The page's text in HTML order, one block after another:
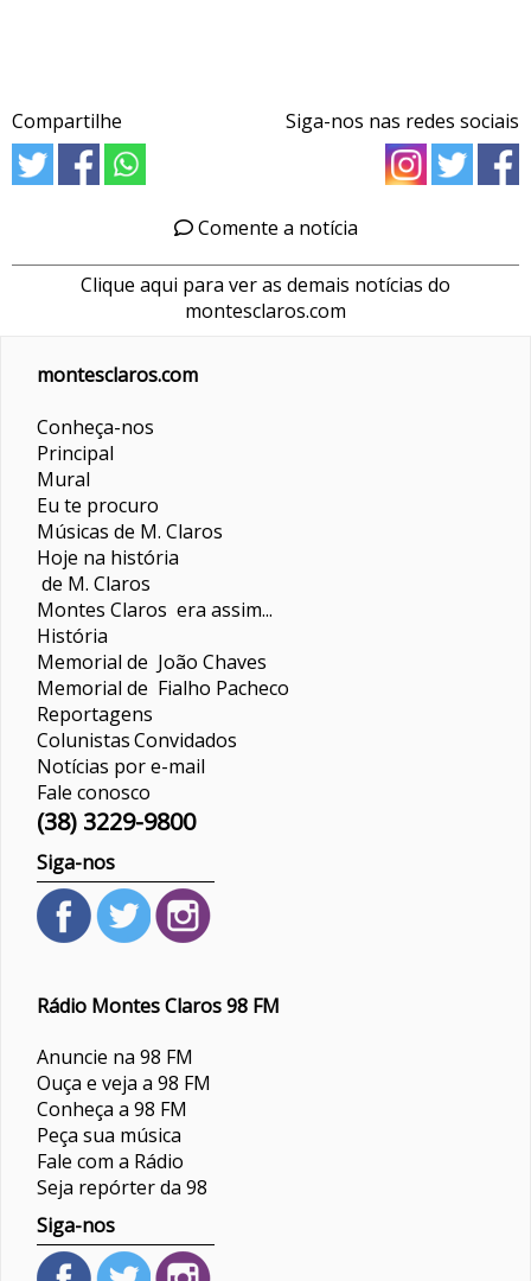
Compartilhe Siga-nos nas redes sociais
Comente a notícia
Clique aqui para ver as demais notícias do
montesclaros.com
montesclaros.com
Conheça-nos
Principal
Mural
Eu te procuro
Músicas de M. Claros
Hoje na história
de M. Claros
Montes Claros era assim...
História
Memorial de João Chaves
Memorial de Fialho Pacheco
Reportagens
ColunistasConvidados
Notícias por e-mail
Fale conosco
(38) 3229-9800
Siga-nos
Rádio Montes Claros 98 FM
Anuncie na 98 FM
Ouça e veja a 98 FM
Conheça a 98 FM
Peça sua música
Fale com a Rádio
Seja repórter da 98
Siga-nos